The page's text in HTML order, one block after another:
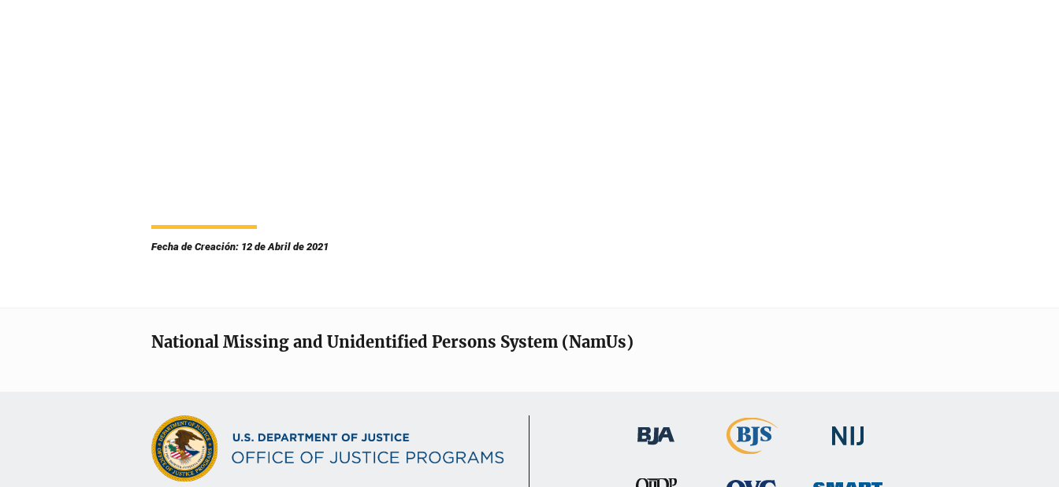
Fecha de Creación: 12 de Abril de 2021
National Missing and Unidentified Persons System (NamUs)